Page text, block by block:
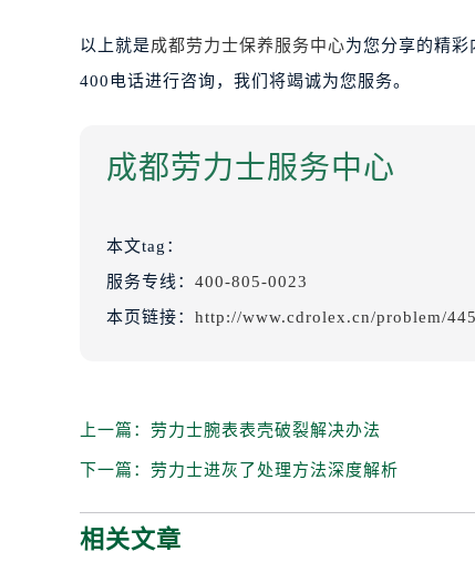
以上就是成都劳力士保养服务中心为您分享的精
400电话进行咨询，我们将竭诚为您服务。
成都劳力士服务中心
本文tag：
服务专线： 400-805-0023
本页链接： http://www.cdrolex.cn/problem/
上一篇： 劳力士腕表表壳破裂解决办法
下一篇： 劳力士进灰了处理方法深度解析
相关文章